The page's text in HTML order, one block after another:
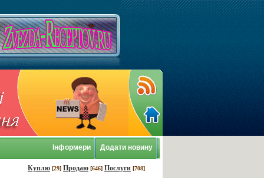
Інформери Додати новину
Куплю [29] Продаю [646] Послуги [708]